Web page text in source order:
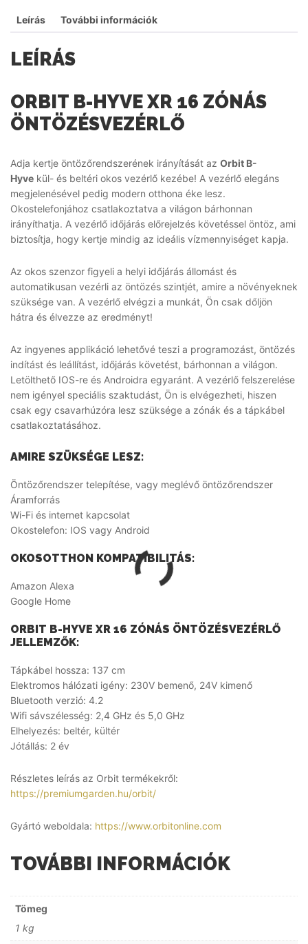
Leírás További információk
LEÍRÁS
ORBIT B-HYVE XR 16 ZÓNÁS
ÖNTÖZÉSVEZÉRLŐ
Adja kertje öntözőrendszerének irányítását az Orbit B-
Hyve kül- és beltéri okos vezérlő kezébe! A vezérlő elegáns
megjelenésével pedig modern otthona éke lesz.
Okostelefonjához csatlakoztatva a világon bárhonnan
irányíthatja. A vezérlő időjárás előrejelzés követéssel öntöz, ami
biztosítja, hogy kertje mindig az ideális vízmennyiséget kapja.
Az okos szenzor figyeli a helyi időjárás állomást és
automatikusan vezérli az öntözés szintjét, amire a növényeknek
szüksége van. A vezérlő elvégzi a munkát, Ön csak dőljön
hátra és élvezze az eredményt!
Az ingyenes applikáció lehetővé teszi a programozást, öntözés
indítást és leállítást, időjárás követést, bárhonnan a világon.
Letölthető IOS-re és Androidra egyaránt. A vezérlő felszerelése
nem igényel speciális szaktudást, Ön is elvégezheti, hiszen
csak egy csavarhúzóra lesz szüksége a zónák és a tápkábel
csatlakoztatásához.
AMIRE SZÜKSÉGE LESZ:
Öntözőrendszer telepítése, vagy meglévő öntözőrendszer
Áramforrás
Wi-Fi és internet kapcsolat
Okostelefon: IOS vagy Android
OKOSOTTHON KOMPATIBILITÁS:
Amazon Alexa
Google Home
ORBIT B-HYVE XR 16 ZÓNÁS ÖNTÖZÉSVEZÉRLŐ
JELLEMZŐK:
Tápkábel hossza: 137 cm
Elektromos hálózati igény: 230V bemenő, 24V kimenő
Bluetooth verzió: 4.2
Wifi sávszélesség: 2,4 GHz és 5,0 GHz
Elhelyezés: beltér, kültér
Jótállás: 2 év
Részletes leírás az Orbit termékekről:
https://premiumgarden.hu/orbit/
Gyártó weboldala: https://www.orbitonline.com
TOVÁBBI INFORMÁCIÓK
Tömeg
1 kg